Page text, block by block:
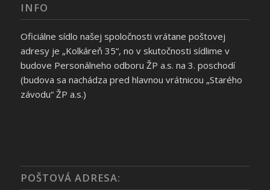
INFO
Oficiálne sídlo našej spoločnosti vrátane poštovej
adresy je „Kolkáreň 35“, no v skutočnosti sídlime v
budove Personálneho odboru ŽP a.s. na 3. poschodí
(budova sa nachádza pred hlavnou vrátnicou „Starého
závodu“ ŽP a.s.)
POŠTOVÁ ADRESA: